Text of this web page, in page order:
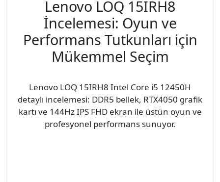
Lenovo LOQ 15IRH8
İncelemesi: Oyun ve
Performans Tutkunları için
Mükemmel Seçim
Lenovo LOQ 15IRH8 Intel Core i5 12450H
detaylı incelemesi: DDR5 bellek, RTX4050 grafik
kartı ve 144Hz IPS FHD ekran ile üstün oyun ve
profesyonel performans sunuyor.